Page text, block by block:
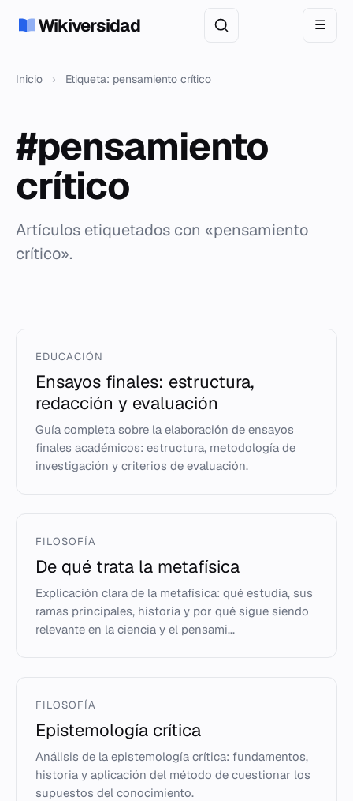
Wikiversidad ☰
Inicio › Etiqueta: pensamiento crítico
#pensamiento
crítico
Artículos etiquetados con «pensamiento
crítico».
EDUCACIÓN
Ensayos finales: estructura,
redacción y evaluación
Guía completa sobre la elaboración de ensayos
finales académicos: estructura, metodología de
investigación y criterios de evaluación.
FILOSOFÍA
De qué trata la metafísica
Explicación clara de la metafísica: qué estudia, sus
ramas principales, historia y por qué sigue siendo
relevante en la ciencia y el pensami...
FILOSOFÍA
Epistemología crítica
Análisis de la epistemología crítica: fundamentos,
historia y aplicación del método de cuestionar los
supuestos del conocimiento.